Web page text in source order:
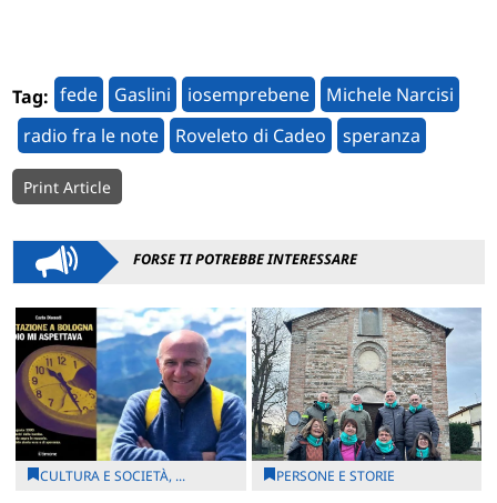
Tag: fede Gaslini iosemprebene
Michele Narcisi
radio fra le note
Roveleto di Cadeo speranza
Print Article
FORSE TI POTREBBE INTERESSARE
CULTURA E SOCIETÀ, ... PERSONE E STORIE